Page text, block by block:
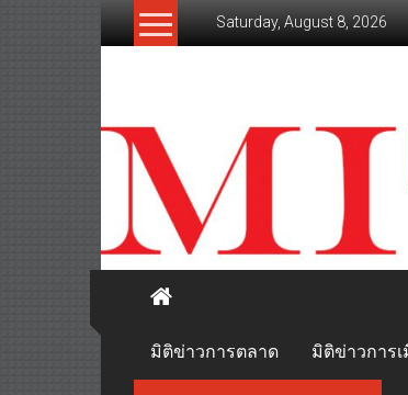
Saturday, August 8, 2026
สะท้อน
ลึก
ทุก
เหลี่ยม
มุม
เศรษฐกิจ-
การเมือง-
สังคม
มิติข่าวการตลาด
มิติข่าวการเ